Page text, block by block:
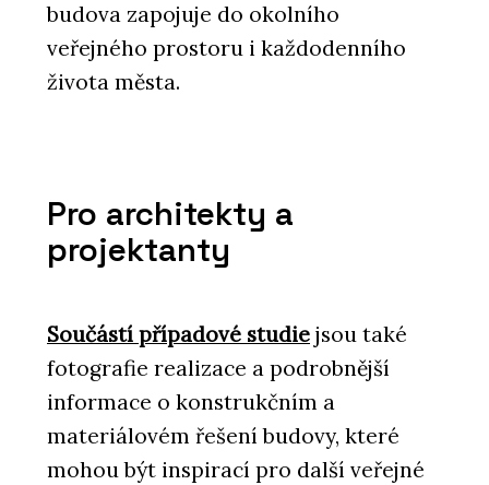
budova zapojuje do okolního
veřejného prostoru i každodenního
života města.
Pro architekty a
projektanty
Součástí případové studie jsou také
fotografie realizace a podrobnější
informace o konstrukčním a
materiálovém řešení budovy, které
mohou být inspirací pro další veřejné